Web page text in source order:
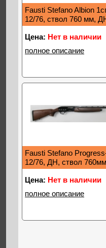
Fausti Stefano Albion
12/76, ствол 760 мм,
Цена: Нет в наличии
полное описание
Fausti Stefano
12/76, ДН, ствол
Цена: Нет в наличии
полное описание